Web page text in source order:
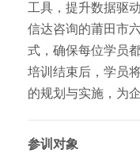
工具，提升数据驱
信达咨询的莆田市
式，确保每位学员
培训结束后，学员
的规划与实施，为
参训对象